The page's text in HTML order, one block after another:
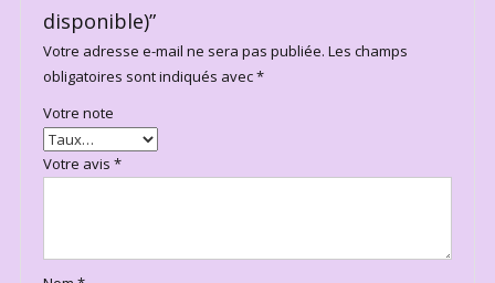
disponible)”
Votre adresse e-mail ne sera pas publiée. Les champs
obligatoires sont indiqués avec*
Votre note
Votre avis *